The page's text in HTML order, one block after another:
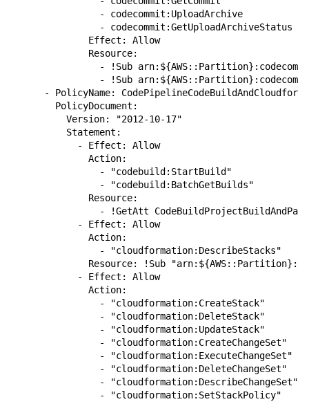
                - codecommit:UploadArchive
                - codecommit:GetUploadArchiveStatus
              Effect: Allow
              Resource:
- !Sub
- !Sub
- PolicyName:
        PolicyDocument:
          Version: "2012-10-17"
          Statement:
            - Effect: Allow
              Action:
                - "codebuild:StartBuild"
                - "codebuild:BatchGetBuilds"
              Resource:
- !GetAtt
            - Effect: Allow
              Action:
                - "cloudformation:DescribeStacks"
Resource: !Sub
            - Effect: Allow
              Action:
                - "cloudformation:CreateStack"
                - "cloudformation:DeleteStack"
                - "cloudformation:UpdateStack"
                - "cloudformation:CreateChangeSet"
                - "cloudformation:ExecuteChangeSet"
                - "cloudformation:DeleteChangeSet"
                - "cloudformation:DescribeChangeSet"
                - "cloudformation:SetStackPolicy"